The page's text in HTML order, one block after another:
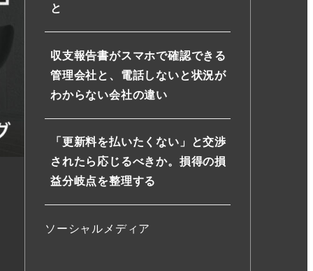
と
収支報告書がスマホで確認できる
管理会社と、電話しないと状況が
わからない会社の違い
「更新料を払いたくない」と交渉
されたら応じるべきか。損得の損
益分岐点を整理する
ソーシャルメディア